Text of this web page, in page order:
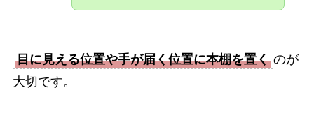
目に見える位置や手が届く位置に本棚を置く のが
大切です。